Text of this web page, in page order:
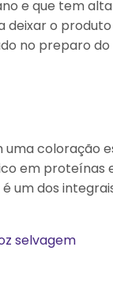
e que tem
o
no preparo
coloração
em
um dos
selvagem